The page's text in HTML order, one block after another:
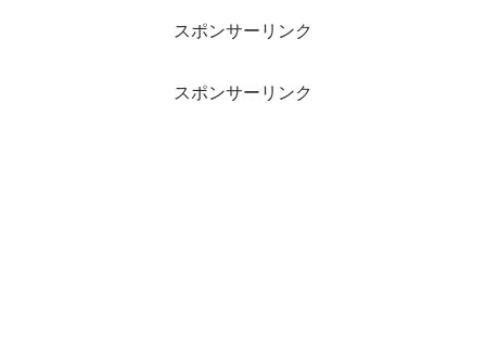
スポンサーリンク
スポンサーリンク